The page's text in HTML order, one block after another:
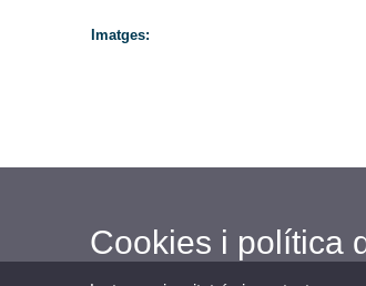
Imatges:
Cookies i política